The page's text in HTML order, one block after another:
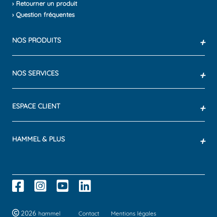
› Retourner un produit
› Question fréquentes
NOS PRODUITS +
NOS SERVICES +
ESPACE CLIENT +
HAMMEL & PLUS +
2026 hammel Contact Mentions légales